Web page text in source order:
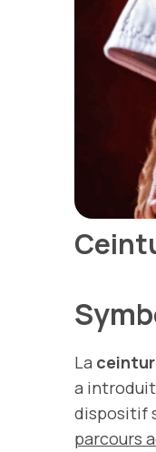
La
a introduit
dispositif
parcours